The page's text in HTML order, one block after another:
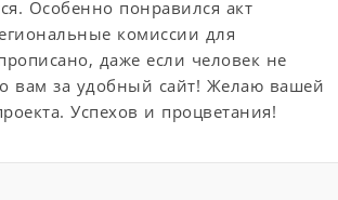
Особенно понравился акт
комиссии для
даже если человек не
вам за удобный сайт! Желаю вашей
Успехов и процветания!